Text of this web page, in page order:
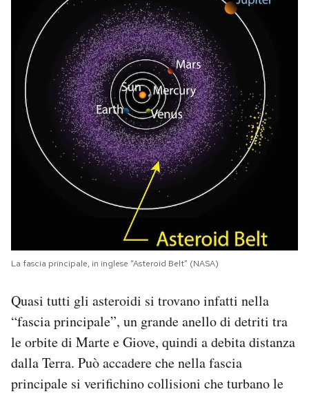
La fascia principale, in inglese “Asteroid Belt” (NASA)
Quasi tutti gli asteroidi si trovano infatti nella
“fascia principale”, un grande anello di detriti tra
le orbite di Marte e Giove, quindi a debita distanza
dalla Terra. Può accadere che nella fascia
principale si verifichino collisioni che turbano le